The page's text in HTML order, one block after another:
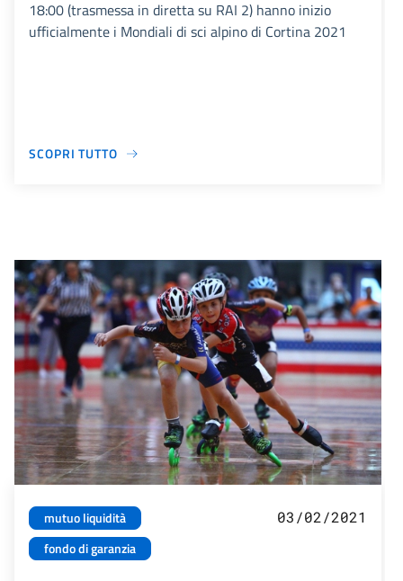
18:00 (trasmessa in diretta su RAI 2) hanno inizio
ufficialmente i Mondiali di sci alpino di Cortina 2021
SCOPRI TUTTO
mutuo liquidità
fondo di garanzia
03/02/2021